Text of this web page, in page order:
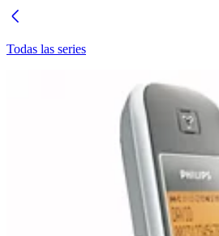
Todas las series